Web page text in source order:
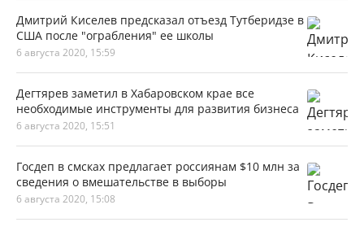
Дмитрий Киселев предсказал отъезд Тутберидзе в
США после "ограбления" ее школы
6 августа 2020, 15:59
Дегтярев заметил в Хабаровском крае все
необходимые инструменты для развития бизнеса
6 августа 2020, 15:51
Госдеп в смсках предлагает россиянам $10 млн за
сведения о вмешательстве в выборы
6 августа 2020, 15:08